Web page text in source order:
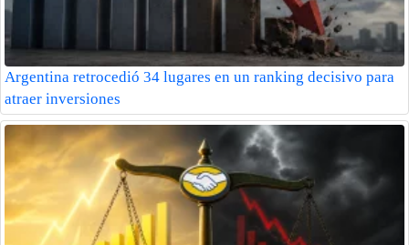
Argentina retrocedió 34 lugares en un ranking decisivo para
atraer inversiones